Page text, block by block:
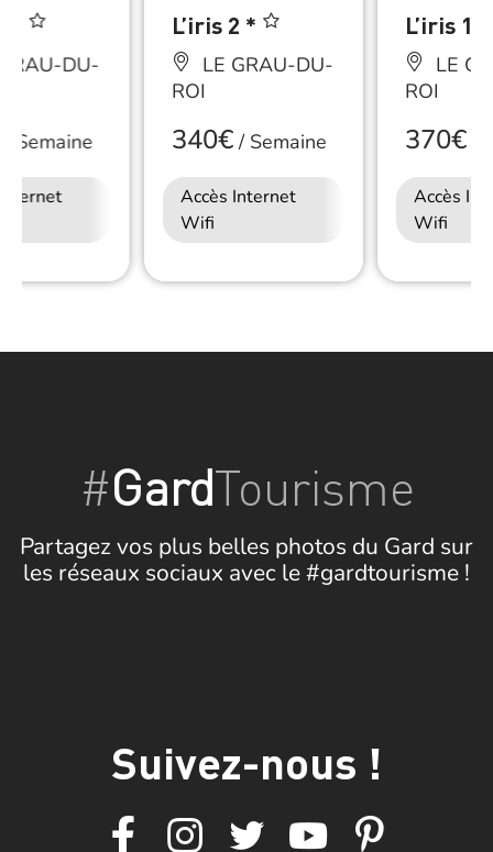
DU-
Semaine
L’iris 2 *
LE GRAU-DU-
ROI
340€/Semaine
Accès Internet
Wifi
L’iris 1
LE
ROI
370€/
Accès
Wifi
#GardTourisme
Partagez vos plus belles photos du Gard sur
les réseaux sociaux avec le #gardtourisme !
Suivez-nous !